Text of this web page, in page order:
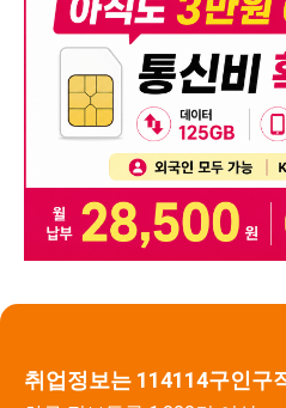
취업정보는 114114구인구